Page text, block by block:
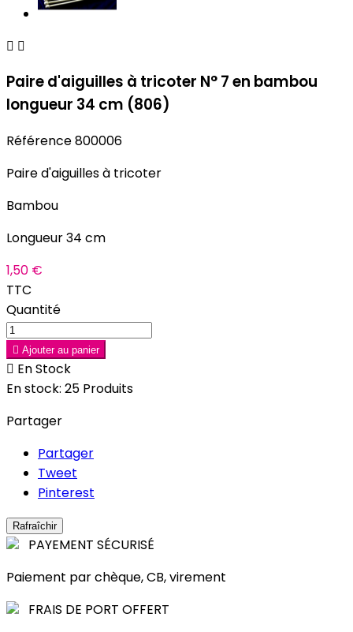
 
Paire d'aiguilles à tricoter N° 7 en bambou
longueur 34 cm (806)
Référence800006
Paire d'aiguilles à tricoter
Bambou
Longueur 34 cm
1,50 €
TTC
Quantité
 Ajouter au panier
 En Stock
En stock: 25 Produits
Partager
Partager
Tweet
Pinterest
PAYEMENT SÉCURISÉ
Paiement par chèque, CB, virement
FRAIS DE PORT OFFERT